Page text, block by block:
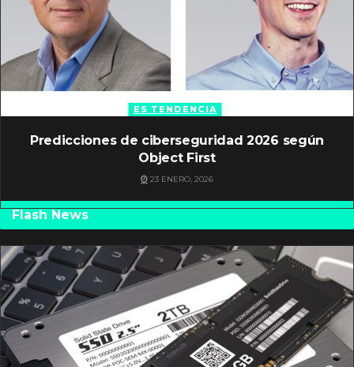
ES TENDENCIA
Predicciones de ciberseguridad 2026 según
Object First
23 ENERO, 2026
Flash News